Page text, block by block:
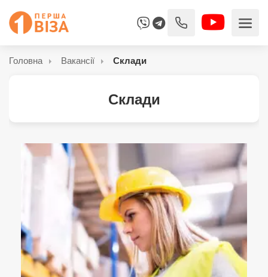
Головна Вакансії Склади
Склади